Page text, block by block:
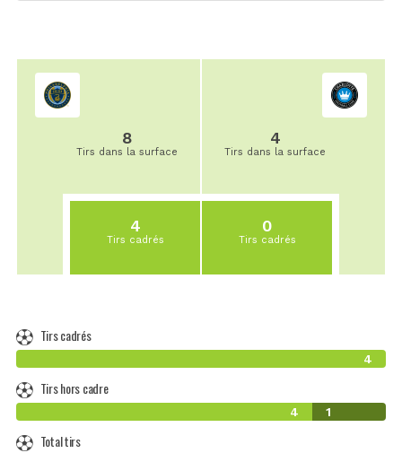
8
Tirs dans la surface
4
Tirs cadrés
4
Tirs dans la surface
0
Tirs cadrés
Tirs cadrés
4
Tirs hors cadre
4 1
Total tirs